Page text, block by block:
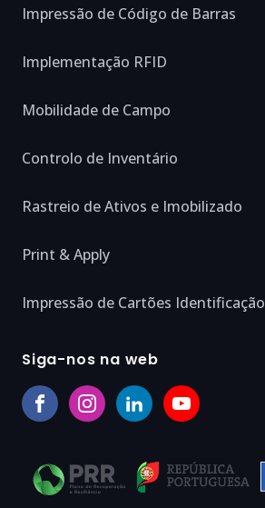
Impressão de Código de Barras
Implementação RFID
Mobilidade de Campo
Controlo de Inventário
Rastreio de Ativos e Imobilizado
Print & Apply
Impressão de Cartões Identificação
Siga-nos na web